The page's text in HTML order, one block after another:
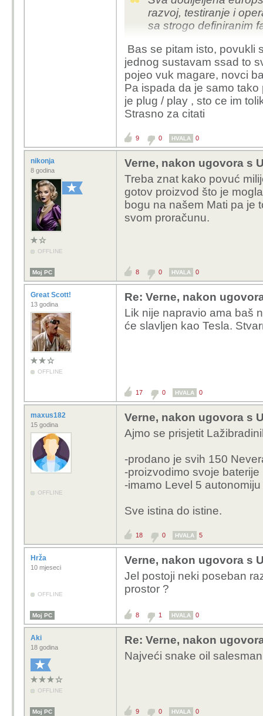
razvoj, testiranje i
sa strogo definiranim
Razvoj i testiranje
Jedino što je valjda
kada Uber čini bazu?
I što je s novcem koji
Bas se pitam isto, povukli
jednog sustavam ssad to
pojeo vuk magare, novci
Pa ispada da je samo
je plug / play , sto ce im
Strasno za citati
9 0 HVALA 0
nikonja
8 godina
OFFLINE
Verne, nakon ugovora s
Treba znat kako povuć
gotov proizvod što je
bogu na našem Mati pa je
svom proračunu.
Moj PC 8 0 HVALA 0
Great Scott!
13 godina
OFFLINE
Re: Verne, nakon
Lik nije napravio ama baš
će slavljen kao Tesla.
17 0 HVALA 0
maxus182
15 godina
OFFLINE
Verne, nakon ugovora s
Ajmo se prisjetit
-prodano je svih 150
-proizvodimo svoje baterije
-imamo Level 5
Sve istina do istine.
18 0 HVALA 5
Hrža
10 mjeseci
OFFLINE
Verne, nakon ugovora s
Jel postoji neki poseban
prostor ?
Moj PC 8 1 HVALA 0
Aki
18 godina
OFFLINE
Re: Verne, nakon
Najveći snake oil
Moj PC 9 0 HVALA 0